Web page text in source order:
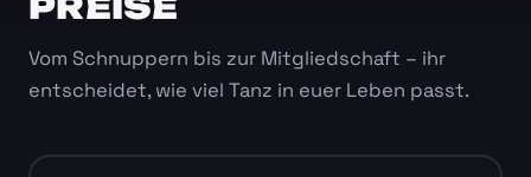
Vom Schnuppern bis zur Mitgliedschaft – ihr
entscheidet, wie viel Tanz in euer Leben passt.